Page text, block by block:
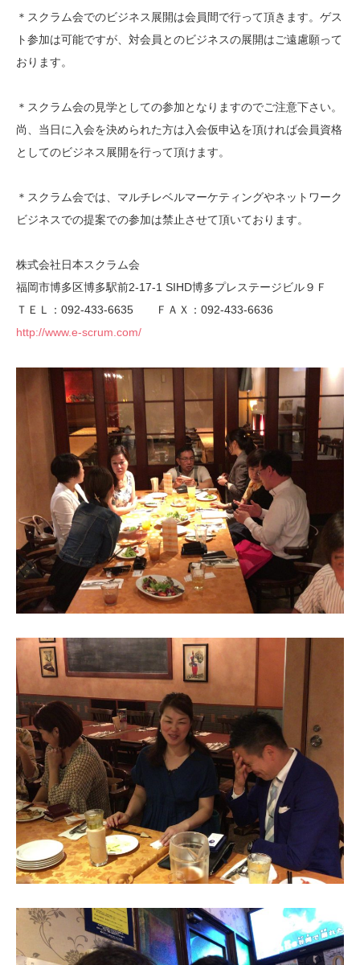
＊スクラム会でのビジネス展開は会員間で行って頂きます。ゲス
ト参加は可能ですが、対会員とのビジネスの展開はご遠慮願って
おります。
＊スクラム会の見学としての参加となりますのでご注意下さい。
尚、当日に入会を決められた方は入会仮申込を頂ければ会員資格
としてのビジネス展開を行って頂けます。
＊スクラム会では、マルチレベルマーケティングやネットワーク
ビジネスでの提案での参加は禁止させて頂いております。
株式会社日本スクラム会
福岡市博多区博多駅前2-17-1 SIHD博多プレステージビル９Ｆ
ＴＥＬ：092-433-6635 ＦＡＸ：092-433-6636
http://www.e-scrum.com/